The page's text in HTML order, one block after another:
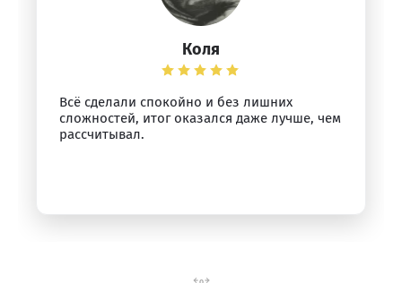
Коля
Всё сделали спокойно и без лишних
сложностей, итог оказался даже лучше, чем
рассчитывал.